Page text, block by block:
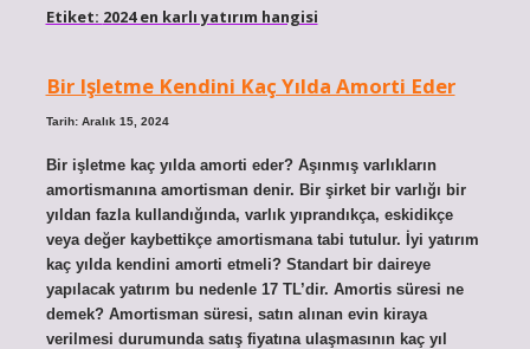
Etiket: 2024 en karlı yatırım hangisi
Bir Işletme Kendini Kaç Yılda Amorti Eder
Tarih: Aralık 15, 2024
Bir işletme kaç yılda amorti eder? Aşınmış varlıkların
amortismanına amortisman denir. Bir şirket bir varlığı bir
yıldan fazla kullandığında, varlık yıprandıkça, eskidikçe
veya değer kaybettikçe amortismana tabi tutulur. İyi yatırım
kaç yılda kendini amorti etmeli? Standart bir daireye
yapılacak yatırım bu nedenle 17 TL’dir. Amortis süresi ne
demek? Amortisman süresi, satın alınan evin kiraya
verilmesi durumunda satış fiyatına ulaşmasının kaç yıl